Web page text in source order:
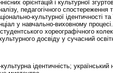
орієнтацій і культурної
педагогічного
культурної ідентичності
у навчально-виховному
хореографічного
досвіду у сучасний
ідентичність;